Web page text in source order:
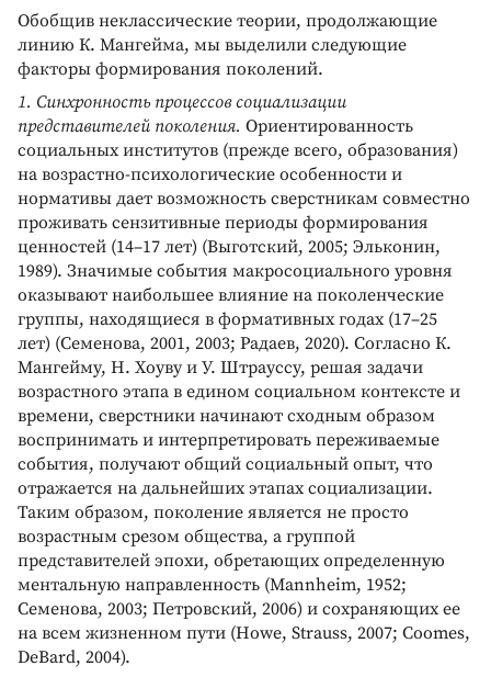
Обобщив неклассические теории, продолжающие
линию К. Мангейма, мы выделили следующие
факторы формирования поколений.
1. Синхронность процессов социализации
представителей поколения. Ориентированность
социальных институтов (прежде всего, образования)
на возрастно-психологические особенности и
нормативы дает возможность сверстникам совместно
проживать сензитивные периоды формирования
ценностей (14–17 лет) (Выготский, 2005; Эльконин,
1989). Значимые события макросоциального уровня
оказывают наибольшее влияние на поколенческие
группы, находящиеся в формативных годах (17–25
лет) (Семенова, 2001, 2003; Радаев, 2020). Согласно К.
Мангейму, Н. Хоуву и У. Штрауссу, решая задачи
возрастного этапа в едином социальном контексте и
времени, сверстники начинают сходным образом
воспринимать и интерпретировать переживаемые
события, получают общий социальный опыт, что
отражается на дальнейших этапах социализации.
Таким образом, поколение является не просто
возрастным срезом общества, а группой
представителей эпохи, обретающих определенную
ментальную направленность (Mannheim, 1952;
Семенова, 2003; Петровский, 2006) и сохраняющих ее
на всем жизненном пути (Howe, Strauss, 2007; Coomes,
DeBard, 2004).